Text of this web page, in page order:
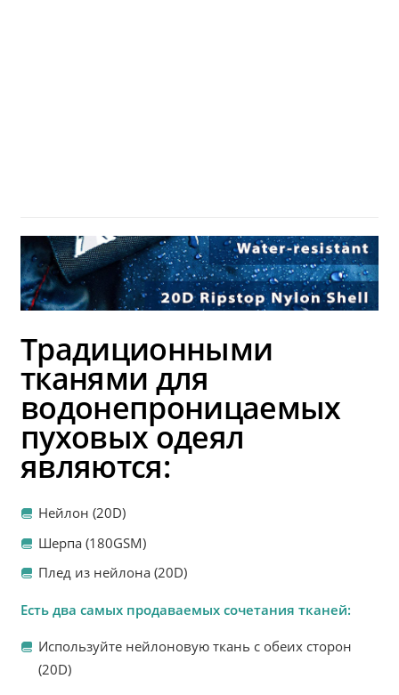
Традиционными
тканями для
водонепроницаемых
пуховых одеял
являются:
Нейлон (20D)
Шерпа (180GSM)
Плед из нейлона (20D)
Есть два самых продаваемых сочетания тканей:
Используйте нейлоновую ткань с обеих сторон
(20D)